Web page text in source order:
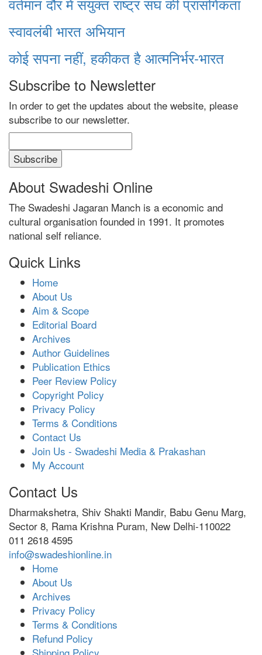
स्वावलंबी भारत अभियान
कोई सपना नहीं, हकीकत है आत्मनिर्भर-भारत
Subscribe to Newsletter
In order to get the updates about the website, please
subscribe to our newsletter.
About Swadeshi Online
The Swadeshi Jagaran Manch is a economic and
cultural organisation founded in 1991. It promotes
national self reliance.
Quick Links
Home
About Us
Aim & Scope
Editorial Board
Archives
Author Guidelines
Publication Ethics
Peer Review Policy
Copyright Policy
Privacy Policy
Terms & Conditions
Contact Us
Join Us - Swadeshi Media & Prakashan
My Account
Contact Us
Dharmakshetra, Shiv Shakti Mandir, Babu Genu Marg,
Sector 8, Rama Krishna Puram, New Delhi-110022
011 2618 4595
info@swadeshionline.in
Home
About Us
Archives
Privacy Policy
Terms & Conditions
Refund Policy